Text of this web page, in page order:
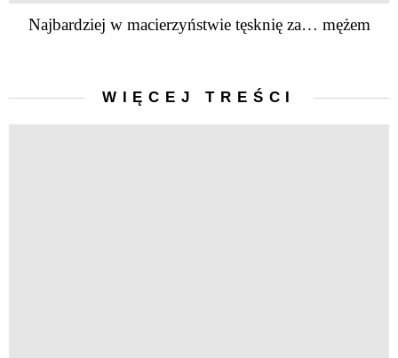
Najbardziej w macierzyństwie tęsknię za… mężem
WIĘCEJ TREŚCI